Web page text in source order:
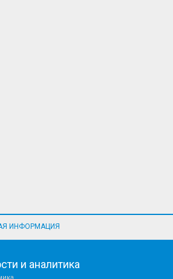
ИНФОРМАЦИЯ
и аналитика